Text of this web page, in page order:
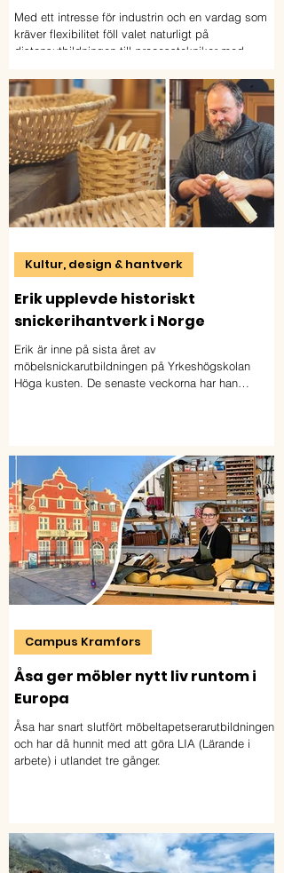
Med ett intresse för industrin och en vardag som
kräver flexibilitet föll valet naturligt på
distansutbildningen till processtekniker med
redan öppnat dörren till både ny kunskap och
framtida möjligheter inom den gröna industrin.
Erik upplevde historiskt
snickerihantverk i Norge
Erik är inne på sista året av
möbelsnickarutbildningen på Yrkeshögskolan
Höga kusten. De senaste veckorna har han
Kultur, design & hantverk
Åsa ger möbler nytt liv runtom i
Europa
Åsa har snart slutfört möbeltapetserarutbildningen
och har då hunnit med att göra LIA (Lärande i
arbete) i utlandet tre gånger.
Campus Kramfors